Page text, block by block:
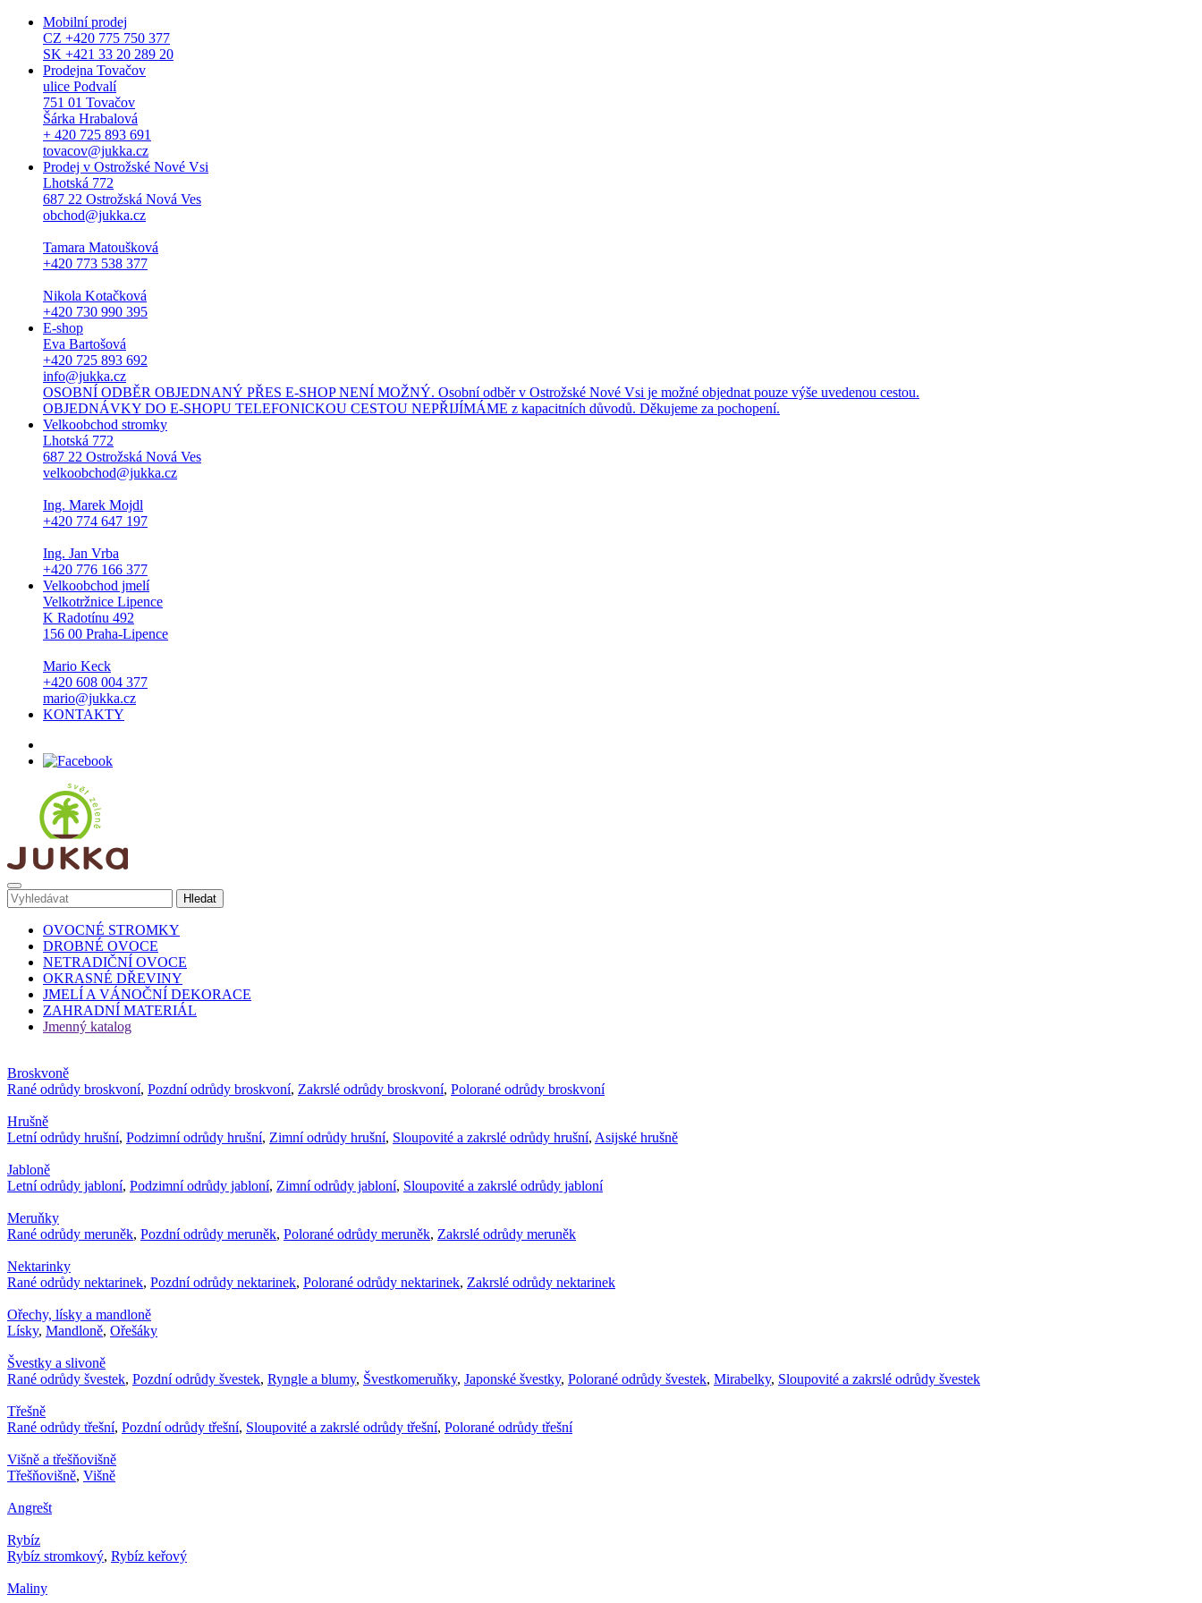
Mobilní prodej
CZ +420 775 750 377
SK +421 33 20 289 20
Prodejna Tovačov
ulice Podvalí
751 01 Tovačov
Šárka Hrabalová
+ 420 725 893 691
tovacov@jukka.cz
Prodej v Ostrožské Nové Vsi
Lhotská 772
687 22 Ostrožská Nová Ves
obchod@jukka.cz
Tamara Matoušková
+420 773 538 377
Nikola Kotačková
+420 730 990 395
E-shop
Eva Bartošová
+420 725 893 692
info@jukka.cz
OSOBNÍ ODBĚR OBJEDNANÝ PŘES E-SHOP NENÍ MOŽNÝ. Osobní odběr v Ostrožské Nové Vsi je možné objednat pouze výše uvedenou cestou.
OBJEDNÁVKY DO E-SHOPU TELEFONICKOU CESTOU NEPŘIJÍMÁME z kapacitních důvodů. Děkujeme za pochopení.
Velkoobchod stromky
Lhotská 772
687 22 Ostrožská Nová Ves
velkoobchod@jukka.cz
Ing. Marek Mojdl
+420 774 647 197
Ing. Jan Vrba
+420 776 166 377
Velkoobchod jmelí
Velkotržnice Lipence
K Radotínu 492
156 00 Praha-Lipence
Mario Keck
+420 608 004 377
mario@jukka.cz
KONTAKTY
OVOCNÉ STROMKY
DROBNÉ OVOCE
NETRADIČNÍ OVOCE
OKRASNÉ DŘEVINY
JMELÍ A VÁNOČNÍ DEKORACE
ZAHRADNÍ MATERIÁL
Jmenný katalog
Broskvoně
Rané odrůdy broskvoní, Pozdní odrůdy broskvoní, Zakrslé odrůdy broskvoní, Polorané odrůdy broskvoní
Hrušně
Letní odrůdy hrušní, Podzimní odrůdy hrušní, Zimní odrůdy hrušní, Sloupovité a zakrslé odrůdy hrušní, Asijské hrušně
Jabloně
Letní odrůdy jabloní, Podzimní odrůdy jabloní, Zimní odrůdy jabloní, Sloupovité a zakrslé odrůdy jabloní
Meruňky
Rané odrůdy meruněk, Pozdní odrůdy meruněk, Polorané odrůdy meruněk, Zakrslé odrůdy meruněk
Nektarinky
Rané odrůdy nektarinek, Pozdní odrůdy nektarinek, Polorané odrůdy nektarinek, Zakrslé odrůdy nektarinek
Ořechy, lísky a mandloně
Lísky, Mandloně, Ořešáky
Švestky a slivoně
Rané odrůdy švestek, Pozdní odrůdy švestek, Ryngle a blumy, Švestkomeruňky, Japonské švestky, Polorané odrůdy švestek, Mirabelky, Sloupovité a zakrslé odrůdy švestek
Třešně
Rané odrůdy třešní, Pozdní odrůdy třešní, Sloupovité a zakrslé odrůdy třešní, Polorané odrůdy třešní
Višně a třešňovišně
Třešňovišně, Višně
Angrešt
Rybíz
Rybíz stromkový, Rybíz keřový
Maliny